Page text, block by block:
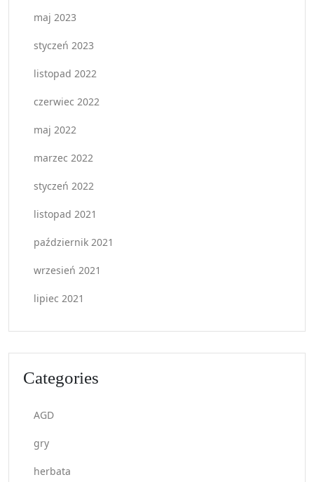
maj 2023
styczeń 2023
listopad 2022
czerwiec 2022
maj 2022
marzec 2022
styczeń 2022
listopad 2021
październik 2021
wrzesień 2021
lipiec 2021
Categories
AGD
gry
herbata